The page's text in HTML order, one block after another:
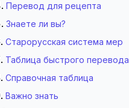
Перевод для рецепта
Знаете ли вы?
Старорусская система мер
Таблица быстрого перевода
Справочная таблица
Важно знать